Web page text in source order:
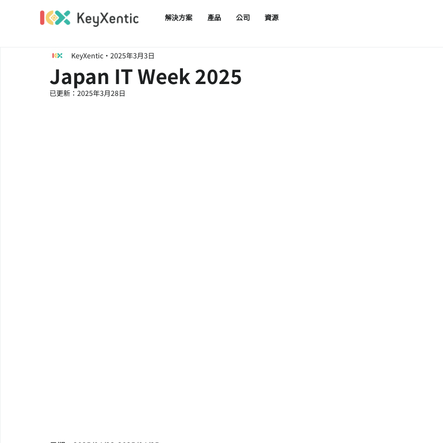
解決方案 產品 公司 資源
Japan IT Week 2025
KeyXentic 2025年3月3日
已更新： 2025年3月28日